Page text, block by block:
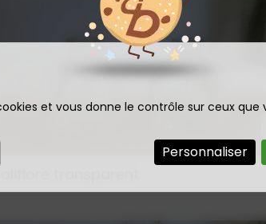
et vous donne le contrôle sur ceux que
Personnaliser